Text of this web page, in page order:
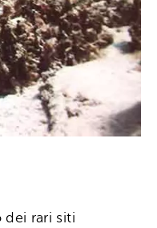
dei rari siti